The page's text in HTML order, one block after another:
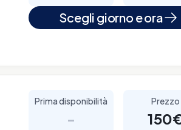
Scegli giorno e ora
Prima disponibilità
-
Prezzo